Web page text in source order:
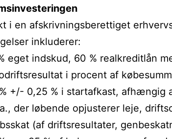
i en afskrivningsberettiget
inkluderer:
eget indskud, 60 % realkreditlån
i procent af
+/- 0,25 % i startafkast, afhængig
der løbende opjusterer leje,
(af driftsresultater,